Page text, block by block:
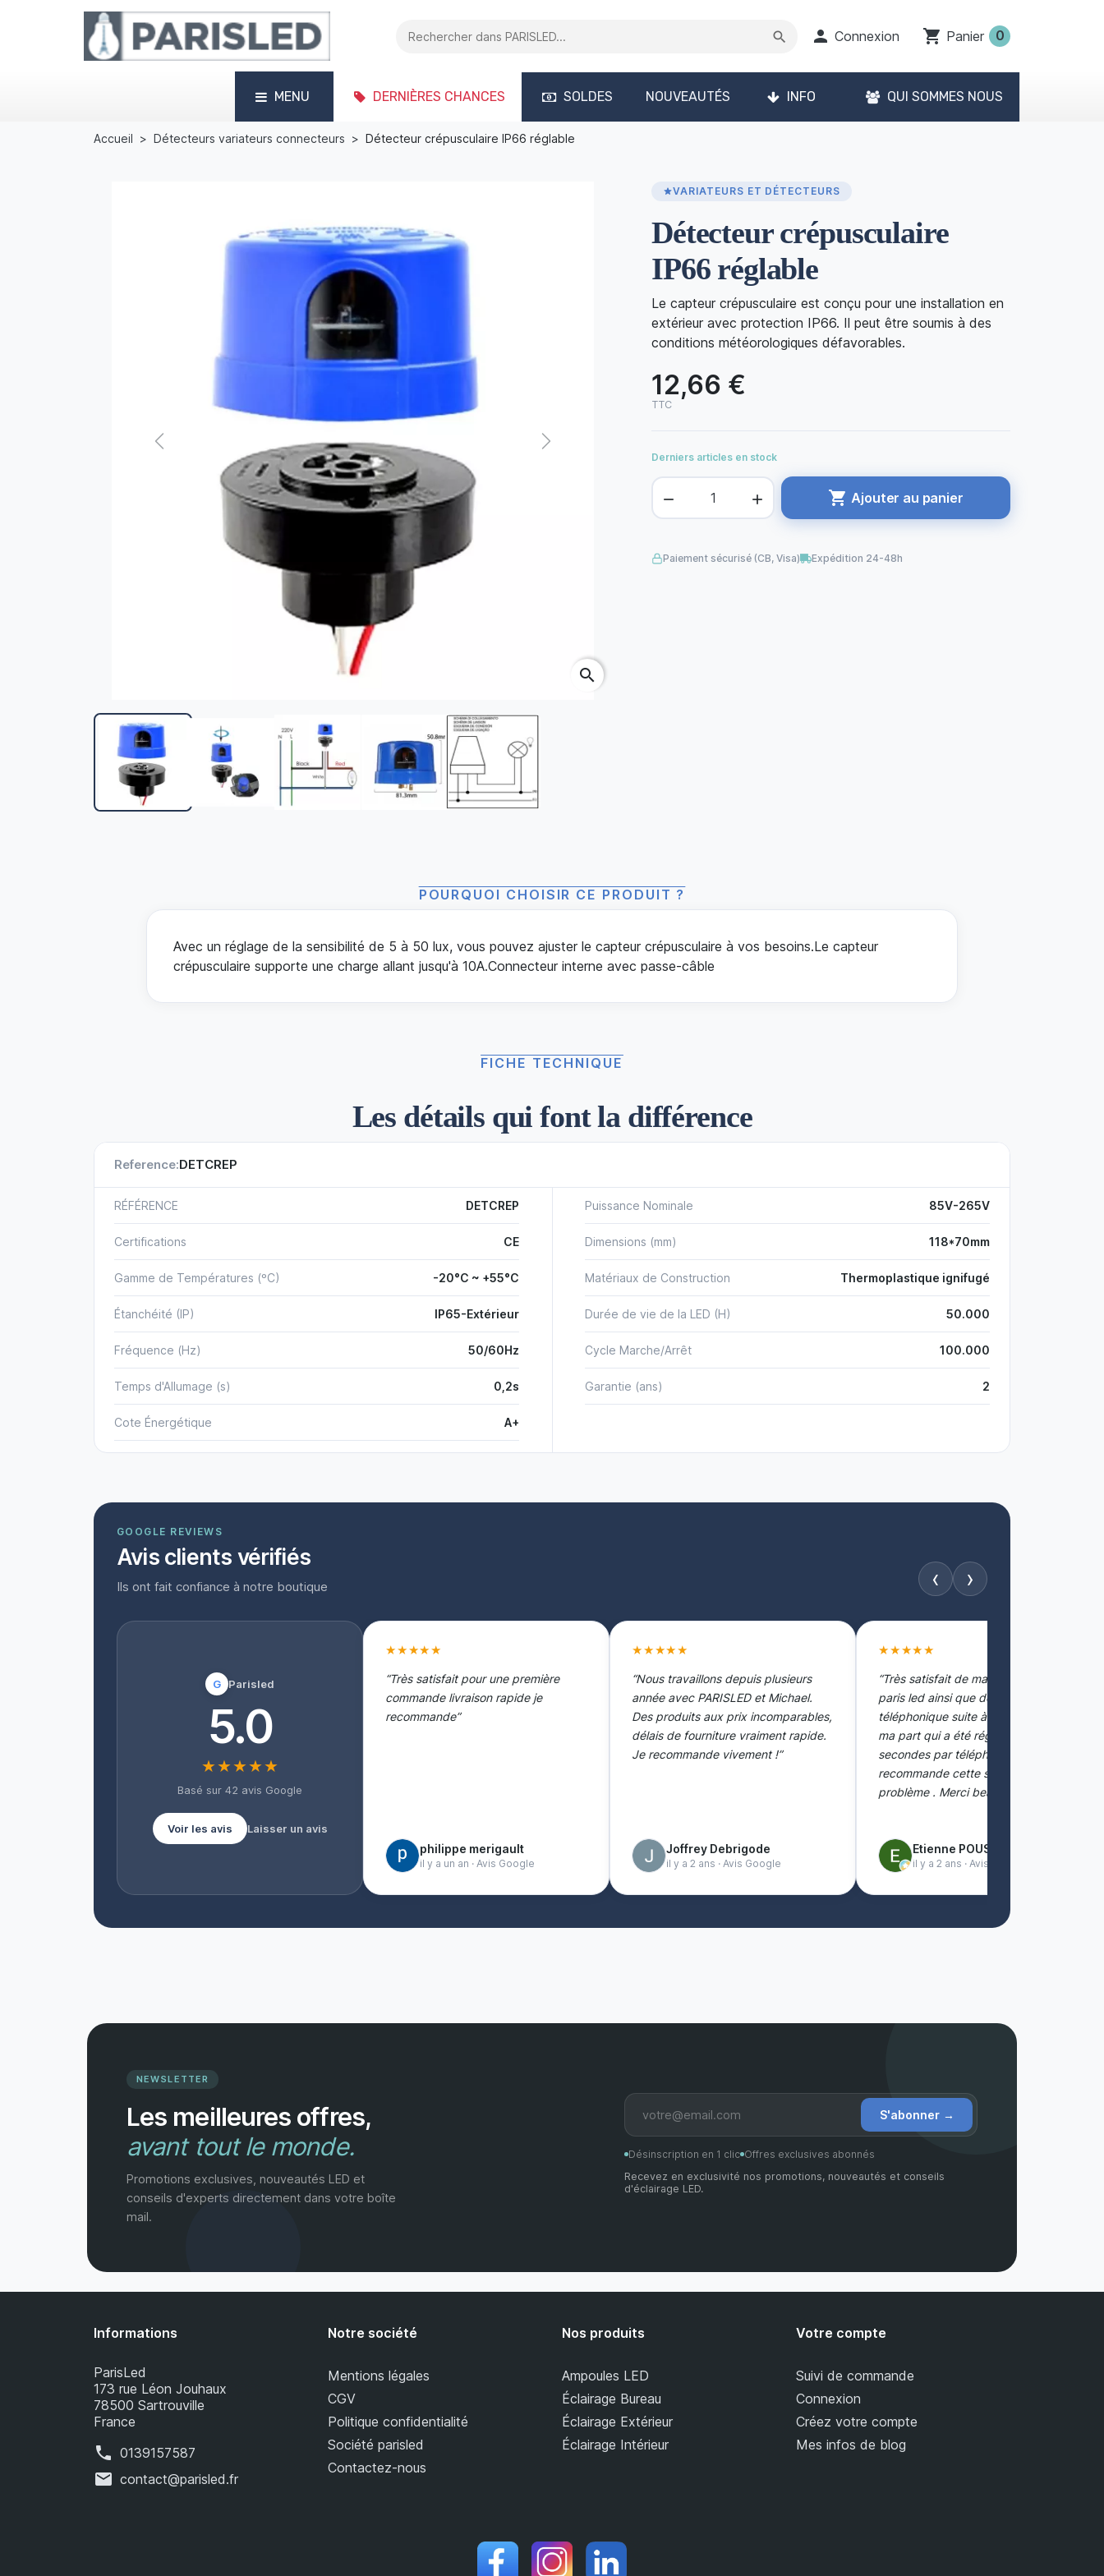
search  Connexion shopping_cart Panier 0
MENU DERNIÈRES CHANCES SOLDES NOUVEAUTÉS INFO QUI SOMMES NOUS
Accueil Détecteurs variateurs connecteurs Détecteur crépusculaire IP66 réglable
Previous Next
search
VARIATEURS ET DÉTECTEURS
Détecteur crépusculaire
IP66 réglable
Le capteur crépusculaire est conçu pour une installation en
extérieur avec protection IP66. Il peut être soumis à des
conditions météorologiques défavorables.
12,66 €
TTC
Derniers articles en stock
   Ajouter au panier
Paiement sécurisé (CB, Visa) Expédition 24-48h
POURQUOI CHOISIR CE PRODUIT ?
Avec un réglage de la sensibilité de 5 à 50 lux, vous pouvez ajuster le capteur crépusculaire à vos besoins.Le capteur
crépusculaire supporte une charge allant jusqu'à 10A.Connecteur interne avec passe-câble
FICHE TECHNIQUE
Les détails qui font la différence
Reference:DETCREP
RÉFÉRENCE DETCREP Puissance Nominale 85V-265V
Certifications CE Dimensions (mm) 118*70mm
Gamme de Températures (ºC) -20°C ~ +55°C Matériaux de Construction Thermoplastique ignifugé
Étanchéité (IP) IP65-Extérieur Durée de vie de la LED (H) 50.000
Fréquence (Hz) 50/60Hz Cycle Marche/Arrêt 100.000
Temps d'Allumage (s) 0,2s Garantie (ans) 2
Cote Énergétique A+
GOOGLE REVIEWS
Avis clients vérifiés
Ils ont fait confiance à notre boutique ‹ ›
G Parisled
5.0
★★★★★
Basé sur 42 avis Google
Voir les avis Laisser un avis
★★★★★
“Très satisfait pour une première
commande livraison rapide je
recommande”
philippe merigault
il y a un an · Avis Google
★★★★★
“Nous travaillons depuis plusieurs
année avec PARISLED et Michael.
Des produits aux prix incomparables,
délais de fourniture vraiment rapide.
Je recommande vivement !”
Joffrey Debrigode
il y a 2 ans · Avis Google
★★★★★
“Très satisfait de ma commande chez
paris led ainsi que de l'accueil
téléphonique suite à une erreur de
ma part qui a été réglée en quelques
secondes par téléphone . Je
recommande cette société sans
problème . Merci beaucoup à vous”
Etienne POUSSET
il y a 2 ans · Avis Google
NEWSLETTER
Les meilleures offres,
avant tout le monde.
Promotions exclusives, nouveautés LED et
conseils d'experts directement dans votre boîte
mail.
S'abonner →
Désinscription en 1 clic Offres exclusives abonnés
Recevez en exclusivité nos promotions, nouveautés et conseils
d'éclairage LED.
Informations
ParisLed
173 rue Léon Jouhaux
78500 Sartrouville
France
phone 0139157587
mail contact@parisled.fr
Notre société
Mentions légales
CGV
Politique confidentialité
Société parisled
Contactez-nous
Nos produits
Ampoules LED
Éclairage Bureau
Éclairage Extérieur
Éclairage Intérieur
Votre compte
Suivi de commande
Connexion
Créez votre compte
Mes infos de blog